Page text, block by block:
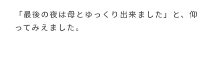
「最後の夜は母とゆっくり出来ました」と、仰
ってみえました。